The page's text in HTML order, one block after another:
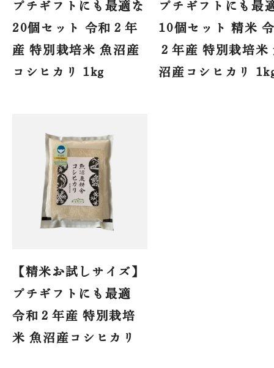
求人情報
魚沼ってどんなところ？
お問い合わせ
配送・送料について
特定商取引法に基づく表記
SNS
プチギフトにも最適な
20個セット 令和２年
産 特別栽培米 魚沼産
コシヒカリ 1kg
プチギフトにも最
10個セット 精米
２年産 特別栽培米
沼産コシヒカリ
【精米お試しサイズ】
プチギフトにも最適
令和２年産 特別栽培
米 魚沼産コシヒカリ